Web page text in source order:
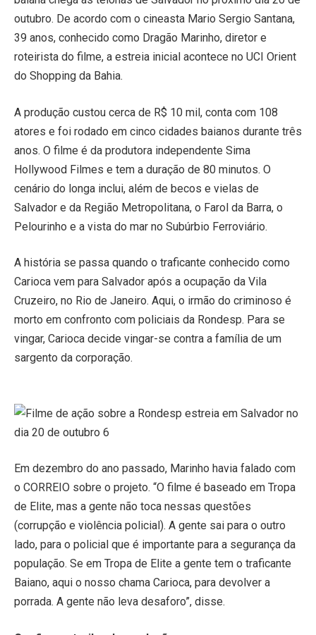
outubro. De acordo com o cineasta Mario Sergio Santana,
39 anos, conhecido como Dragão Marinho, diretor e
roteirista do filme, a estreia inicial acontece no UCI Orient
do Shopping da Bahia.
A produção custou cerca de R$ 10 mil, conta com 108
atores e foi rodado em cinco cidades baianos durante três
anos. O filme é da produtora independente Sima
Hollywood Filmes e tem a duração de 80 minutos. O
cenário do longa inclui, além de becos e vielas de
Salvador e da Região Metropolitana, o Farol da Barra, o
Pelourinho e a vista do mar no Subúrbio Ferroviário.
A história se passa quando o traficante conhecido como
Carioca vem para Salvador após a ocupação da Vila
Cruzeiro, no Rio de Janeiro. Aqui, o irmão do criminoso é
morto em confronto com policiais da Rondesp. Para se
vingar, Carioca decide vingar-se contra a família de um
sargento da corporação.
Em dezembro do ano passado, Marinho havia falado com
o CORREIO sobre o projeto. “O filme é baseado em Tropa
de Elite, mas a gente não toca nessas questões
(corrupção e violência policial). A gente sai para o outro
lado, para o policial que é importante para a segurança da
população. Se em Tropa de Elite a gente tem o traficante
Baiano, aqui o nosso chama Carioca, para devolver a
porrada. A gente não leva desaforo”, disse.